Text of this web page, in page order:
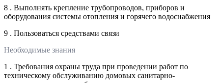
8 . Выполнять крепление трубопроводов, приборов и
оборудования системы отопления и горячего водоснабжения
9 . Пользоваться средствами связи
Необходимые знания
1 . Требования охраны труда при проведении работ по
техническому обслуживанию домовых санитарно-